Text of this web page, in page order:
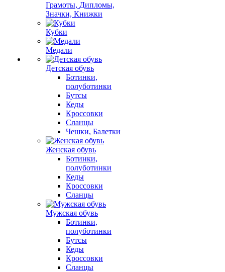
Грамоты, Дипломы,
Значки, Книжки
Кубки
Медали
Детская обувь
Ботинки,
полуботинки
Бутсы
Кеды
Кроссовки
Сланцы
Чешки, Балетки
Женская обувь
Ботинки,
полуботинки
Кеды
Кроссовки
Сланцы
Мужская обувь
Ботинки,
полуботинки
Бутсы
Кеды
Кроссовки
Сланцы